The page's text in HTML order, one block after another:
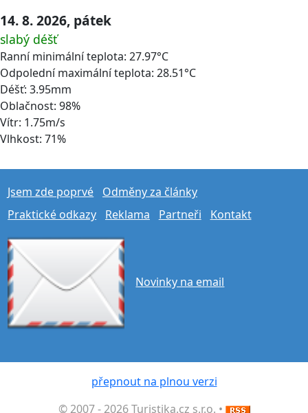
14. 8. 2026, pátek
slabý déšť
Ranní minimální teplota: 27.97°C
Odpolední maximální teplota: 28.51°C
Déšť: 3.95mm
Oblačnost: 98%
Vítr: 1.75m/s
Vlhkost: 71%
Jsem zde poprvé
Odměny za články
Praktické odkazy
Reklama Partneři Kontakt
Novinky na email
přepnout na plnou verzi
© 2007 - 2026 Turistika.cz s.r.o. •